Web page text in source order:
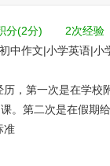
分(2分)
2次经验
中作文|小学英语|
|初中政治
历，第一次是在学校
。第二次是在假期
深刻的是有一位同
努力，经过了几个
准